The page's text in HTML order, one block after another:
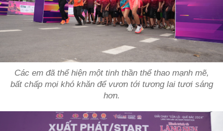
Các em đã thể hiện một tinh thần thể thao mạnh mẽ,
bất chấp mọi khó khăn để vươn tới tương lai tươi sáng
hơn.